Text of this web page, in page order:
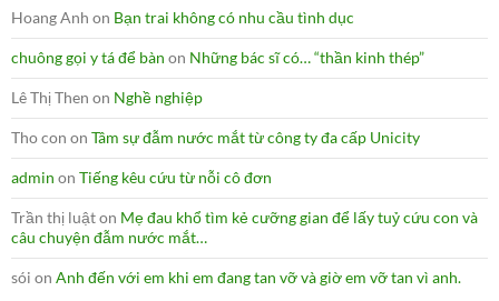
Hoang Anh on Bạn trai không có nhu cầu tình dục
chuông gọi y tá để bàn on Những bác sĩ có… “thần kinh thép”
Lê Thị Then on Nghề nghiệp
Tho con on Tâm sự đẫm nước mắt từ công ty đa cấp Unicity
admin on Tiếng kêu cứu từ nỗi cô đơn
Trần thị luậton Mẹ đau khổ tìm kẻ cưỡng gian để lấy tuỷ cứu con và
câu chuyện đẫm nước mắt…
sói on Anh đến với em khi em đang tan vỡ và giờ em vỡ tan vì anh.